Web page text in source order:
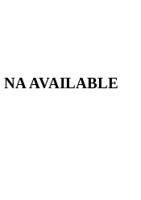
AVAILABLE